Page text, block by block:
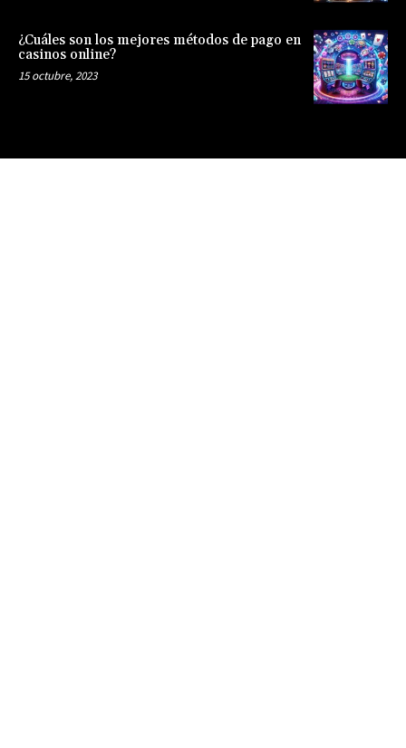
¿Cuáles son los mejores métodos de pago en
casinos online?
15 octubre, 2023